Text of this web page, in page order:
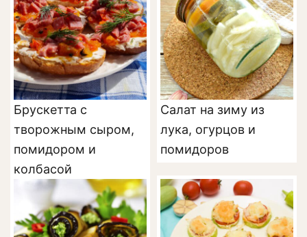
Брускетта с
творожным сыром,
помидором и
колбасой
Салат на зиму из
лука, огурцов и
помидоров